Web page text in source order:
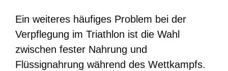
Ein weiteres häufiges Problem bei der
Verpflegung im Triathlon ist die Wahl
zwischen fester Nahrung und
Flüssignahrung während des Wettkampfs.